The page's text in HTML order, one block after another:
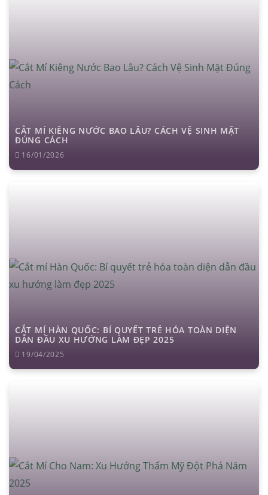
CẮT MÍ KIÊNG NƯỚC BAO LÂU? CÁCH VỆ SINH MẶT
ĐÚNG CÁCH
16/01/2026
CẮT MÍ HÀN QUỐC: BÍ QUYẾT TRẺ HÓA TOÀN DIỆN
DẪN ĐẦU XU HƯỚNG LÀM ĐẸP 2025
19/04/2025